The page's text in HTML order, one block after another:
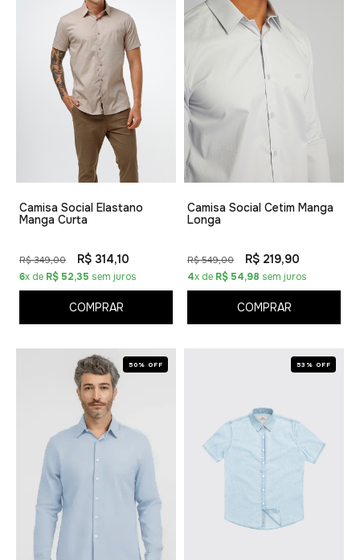
Camisa Social Elastano
Manga Curta
R$ 349,00 R$ 314,10
6x de R$ 52,35 sem juros
COMPRAR
Camisa Social Cetim Manga
Longa
R$ 549,00 R$ 219,90
4x de R$ 54,98 sem juros
COMPRAR
50% OFF 53% OFF